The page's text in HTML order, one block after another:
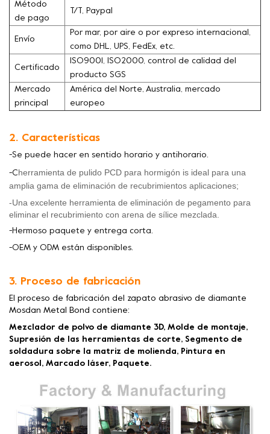
Método
de pago
T/T, Paypal
Envío
Por mar, por aire o por expreso internacional,
como DHL, UPS, FedEx, etc.
Certificado
ISO9001, ISO2000, control de calidad del
producto SGS
Mercado
principal
América del Norte, Australia, mercado
europeo
2. Características
-Se puede hacer en sentido horario y antihorario.
-Cherramienta de pulido PCD para hormigón is ideal para una
amplia gama de eliminación de recubrimientos aplicaciones;
-Una excelente herramienta de eliminación de pegamento para
eliminar el recubrimiento con arena de sílice mezclada.
-Hermoso paquete y entrega corta.
-OEM y ODM están disponibles.
3. Proceso de fabricación
El proceso de fabricación del zapato abrasivo de diamante
Mosdan Metal Bond contiene:
Mezclador de polvo de diamante 3D, Molde de montaje,
Supresión de las herramientas de corte, Segmento de
soldadura sobre la matriz de molienda, Pintura en
aerosol, Marcado láser, Paquete.